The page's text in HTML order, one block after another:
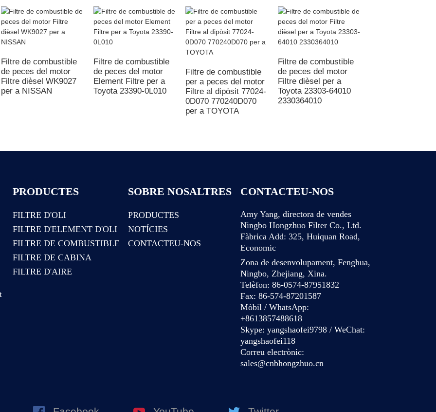
Filtre de combustible
de peces del motor
Filtre dièsel WK9027
per a NISSAN
Filtre de combustible
de peces del motor
Element Filtre per a
Toyota 23390-0L010
Filtre de combustible
per a peces del motor
Filtre al dipòsit 77024-
0D070 770240D070
per a TOYOTA
Filtre de combustible
de peces del motor
Filtre dièsel per a
Toyota 23303-64010
2330364010
PRODUCTES
FILTRE D'OLI
FILTRE D'ELEMENT D'OLI
FILTRE DE COMBUSTIBLE
FILTRE DE CABINA
FILTRE D'AIRE
SOBRE NOSALTRES
PRODUCTES
NOTÍCIES
CONTACTEU-NOS
CONTACTEU-NOS
Amy Yang, directora de vendes
Ningbo Hongzhuo Filter Co., Ltd.
Fàbrica Add: 325, Huiquan Road,
Economic
Zona de desenvolupament, Fenghua,
Ningbo, Zhejiang, Xina.
Telèfon: 86-0574-87951832
Fax: 86-574-87201587
Mòbil / WhatsApp:
+8613857488618
Skype: yangshaofei9798 / WeChat:
yangshaofei118
Correu electrònic:
sales@cnbhongzhuo.cn